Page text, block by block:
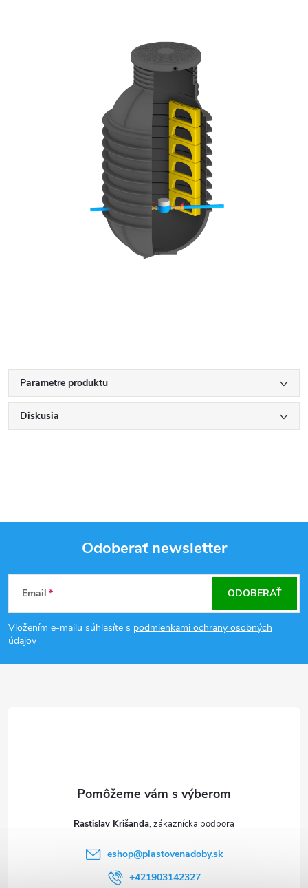
Parametre produktu
Diskusia
Z
á
p
Odoberať newsletter
Email
Vložením e-mailu súhlasíte s podmienkami ochrany osobných
údajov
ODOBERAŤ
Rastislav Krišanda
eshop@plastovenadoby.sk
+421903142327